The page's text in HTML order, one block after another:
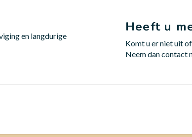
en langdurige
Heeft u
Komt u er niet uit
Neem dan contact